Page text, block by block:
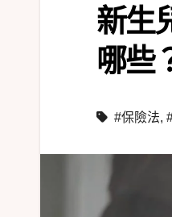
新生
哪些
#保險法,